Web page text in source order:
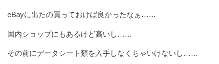
eBayに出たの買っておけば良かったなぁ……
国内ショップにもあるけど高いし……
その前にデータシート類を入手しなくちゃいけないし……